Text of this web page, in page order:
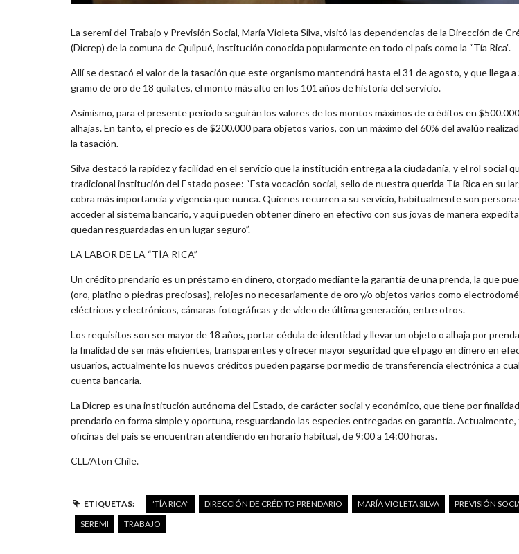
La seremi del Trabajo y Previsión Social, María Violeta Silva, visitó las dependencias de la Dirección de
(Dicrep) de la comuna de Quilpué, institución conocida popularmente en todo el país como la “Tía Rica”.
Allí se destacó el valor de la tasación que este organismo mantendrá hasta el 31 de agosto, y que llega
gramo de oro de 18 quilates, el monto más alto en los 101 años de historia del servicio.
Asimismo, para el presente periodo seguirán los valores de los montos máximos de créditos en
alhajas. En tanto, el precio es de $200.000 para objetos varios, con un máximo del 60% del avalúo
la tasación.
Silva destacó la rapidez y facilidad en el servicio que la institución entrega a la ciudadanía, y el rol social
tradicional institución del Estado posee: “Esta vocación social, sello de nuestra querida Tía Rica en su
cobra más importancia y vigencia que nunca. Quienes recurren a su servicio, habitualmente son
acceder al sistema bancario, y aquí pueden obtener dinero en efectivo con sus joyas de manera
quedan resguardadas en un lugar seguro”.
LA LABOR DE LA “TÍA RICA”
Un crédito prendario es un préstamo en dinero, otorgado mediante la garantía de una prenda, la que
(oro, platino o piedras preciosas), relojes no necesariamente de oro y/o objetos varios como
eléctricos y electrónicos, cámaras fotográficas y de video de última generación, entre otros.
Los requisitos son ser mayor de 18 años, portar cédula de identidad y llevar un objeto o alhaja por
la finalidad de ser más eficientes, transparentes y ofrecer mayor seguridad que el pago en dinero en
usuarios, actualmente los nuevos créditos pueden pagarse por medio de transferencia electrónica a
cuenta bancaria.
La Dicrep es una institución autónoma del Estado, de carácter social y económico, que tiene por
prendario en forma simple y oportuna, resguardando las especies entregadas en garantía. Actualmente,
oficinas del país se encuentran atendiendo en horario habitual, de 9:00 a 14:00 horas.
CLL/Aton Chile.
ETIQUETAS: “TÍA RICA” DIRECCIÓN DE CRÉDITO PRENDARIO MARÍA VIOLETA SILVA PREVISIÓN
SEREMI
TRABAJO